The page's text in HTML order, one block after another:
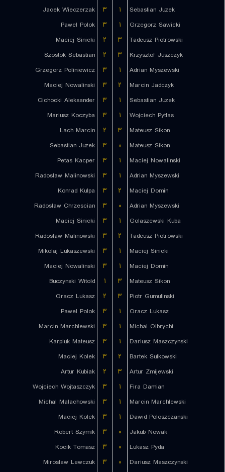
Jacek Wieczerzak
۳ ۱
Sebastian Juzek
Pawel Polok
۳ ۱
Grzegorz Sawicki
Maciej Sinicki
۲ ۳
Tadeusz Piotrowski
Szostok Sebastian
۲ ۳
Krzysztof Juszczyk
Grzegorz Poliniewicz
۳ ۱
Adrian Myszewski
Maciej Nowalinski
۳ ۲
Marcin Jadczyk
Cichocki Aleksander
۳ ۱
Sebastian Juzek
Mariusz Koczyba
۳ ۱
Wojciech Pytlas
Lach Marcin
۲ ۳
Mateusz Sikon
Sebastian Juzek
۳ ۰
Mateusz Sikon
Petas Kacper
۳ ۱
Maciej Nowalinski
Radoslaw Malinowski
۳ ۱
Adrian Myszewski
Konrad Kulpa
۳ ۲
Maciej Domin
Radoslaw Chrzescian
۳ ۰
Adrian Myszewski
Maciej Sinicki
۳ ۱
Golaszewski Kuba
Radoslaw Malinowski
۳ ۲
Tadeusz Piotrowski
Mikolaj Lukaszewski
۳ ۱
Maciej Sinicki
Maciej Nowalinski
۳ ۱
Maciej Domin
Buczynski Witold
۱ ۳
Mateusz Sikon
Oracz Lukasz
۲ ۳
Piotr Gumulinski
Pawel Polok
۳ ۱
Oracz Lukasz
Marcin Marchlewski
۳ ۱
Michal Olbrycht
Karpiuk Mateusz
۳ ۱
Dariusz Maszczynski
Maciej Kolek
۳ ۲
Bartek Sulkowski
Artur Kubiak
۲ ۳
Artur Zmijewski
Wojciech Wojtaszczyk
۳ ۱
Fira Damian
Michal Malachowski
۳ ۱
Marcin Marchlewski
Maciej Kolek
۳ ۱
Dawid Poloszczanski
Robert Szymik
۳ ۰
Jakub Nowak
Kocik Tomasz
۳ ۰
Lukasz Pyda
Miroslaw Lewczuk
۳ ۰
Dariusz Maszczynski